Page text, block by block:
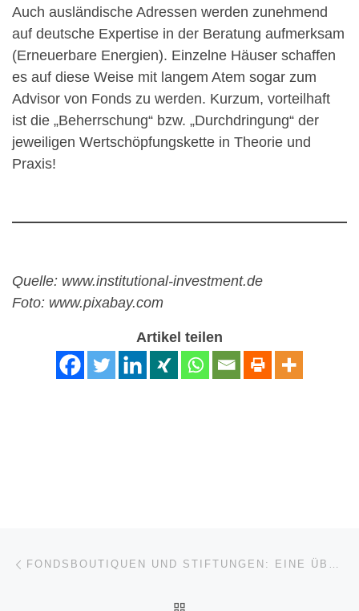
Auch ausländische Adressen werden zunehmend
auf deutsche Expertise in der Beratung aufmerksam
(Erneuerbare Energien). Einzelne Häuser schaffen
es auf diese Weise mit langem Atem sogar zum
Advisor von Fonds zu werden. Kurzum, vorteilhaft
ist die „Beherrschung“ bzw. „Durchdringung“ der
jeweiligen Wertschöpfungskette in Theorie und
Praxis!
Quelle: www.institutional-investment.de
Foto: www.pixabay.com
Artikel teilen
Beitragsnavigation FONDSBOUTIQUEN UND STIFTUNGEN: EINE ÜBERSICHT